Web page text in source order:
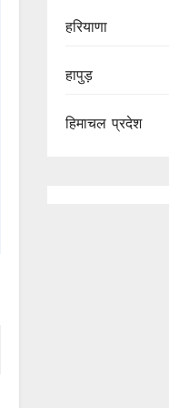
हरियाणा
हापुड़
हिमाचल प्रदेश